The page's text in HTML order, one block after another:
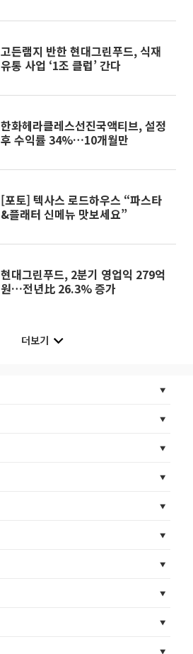
고든램지 반한 현대그린푸드, 식재
유통 사업 ‘1조 클럽’ 간다
한화헤라클레스선진국액티브, 설정
후 수익률 34%…10개월만
[포토] 텍사스 로드하우스 “파스타
&플래터 신메뉴 맛보세요”
현대그린푸드, 2분기 영업익 279억
원…전년比 26.3% 증가
더보기